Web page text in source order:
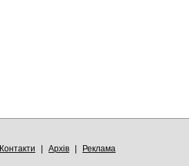
Контакти Архів Реклама